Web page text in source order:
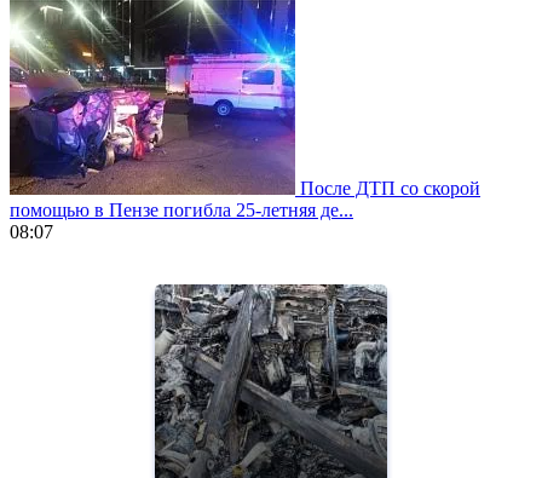
После ДТП со скорой
помощью в Пензе погибла 25-летняя де...
08:07
https://gradewatches.to/